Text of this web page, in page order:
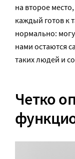
на второе
каждый готов к
нормально: могу
нами остаются
таких людей и
Четко